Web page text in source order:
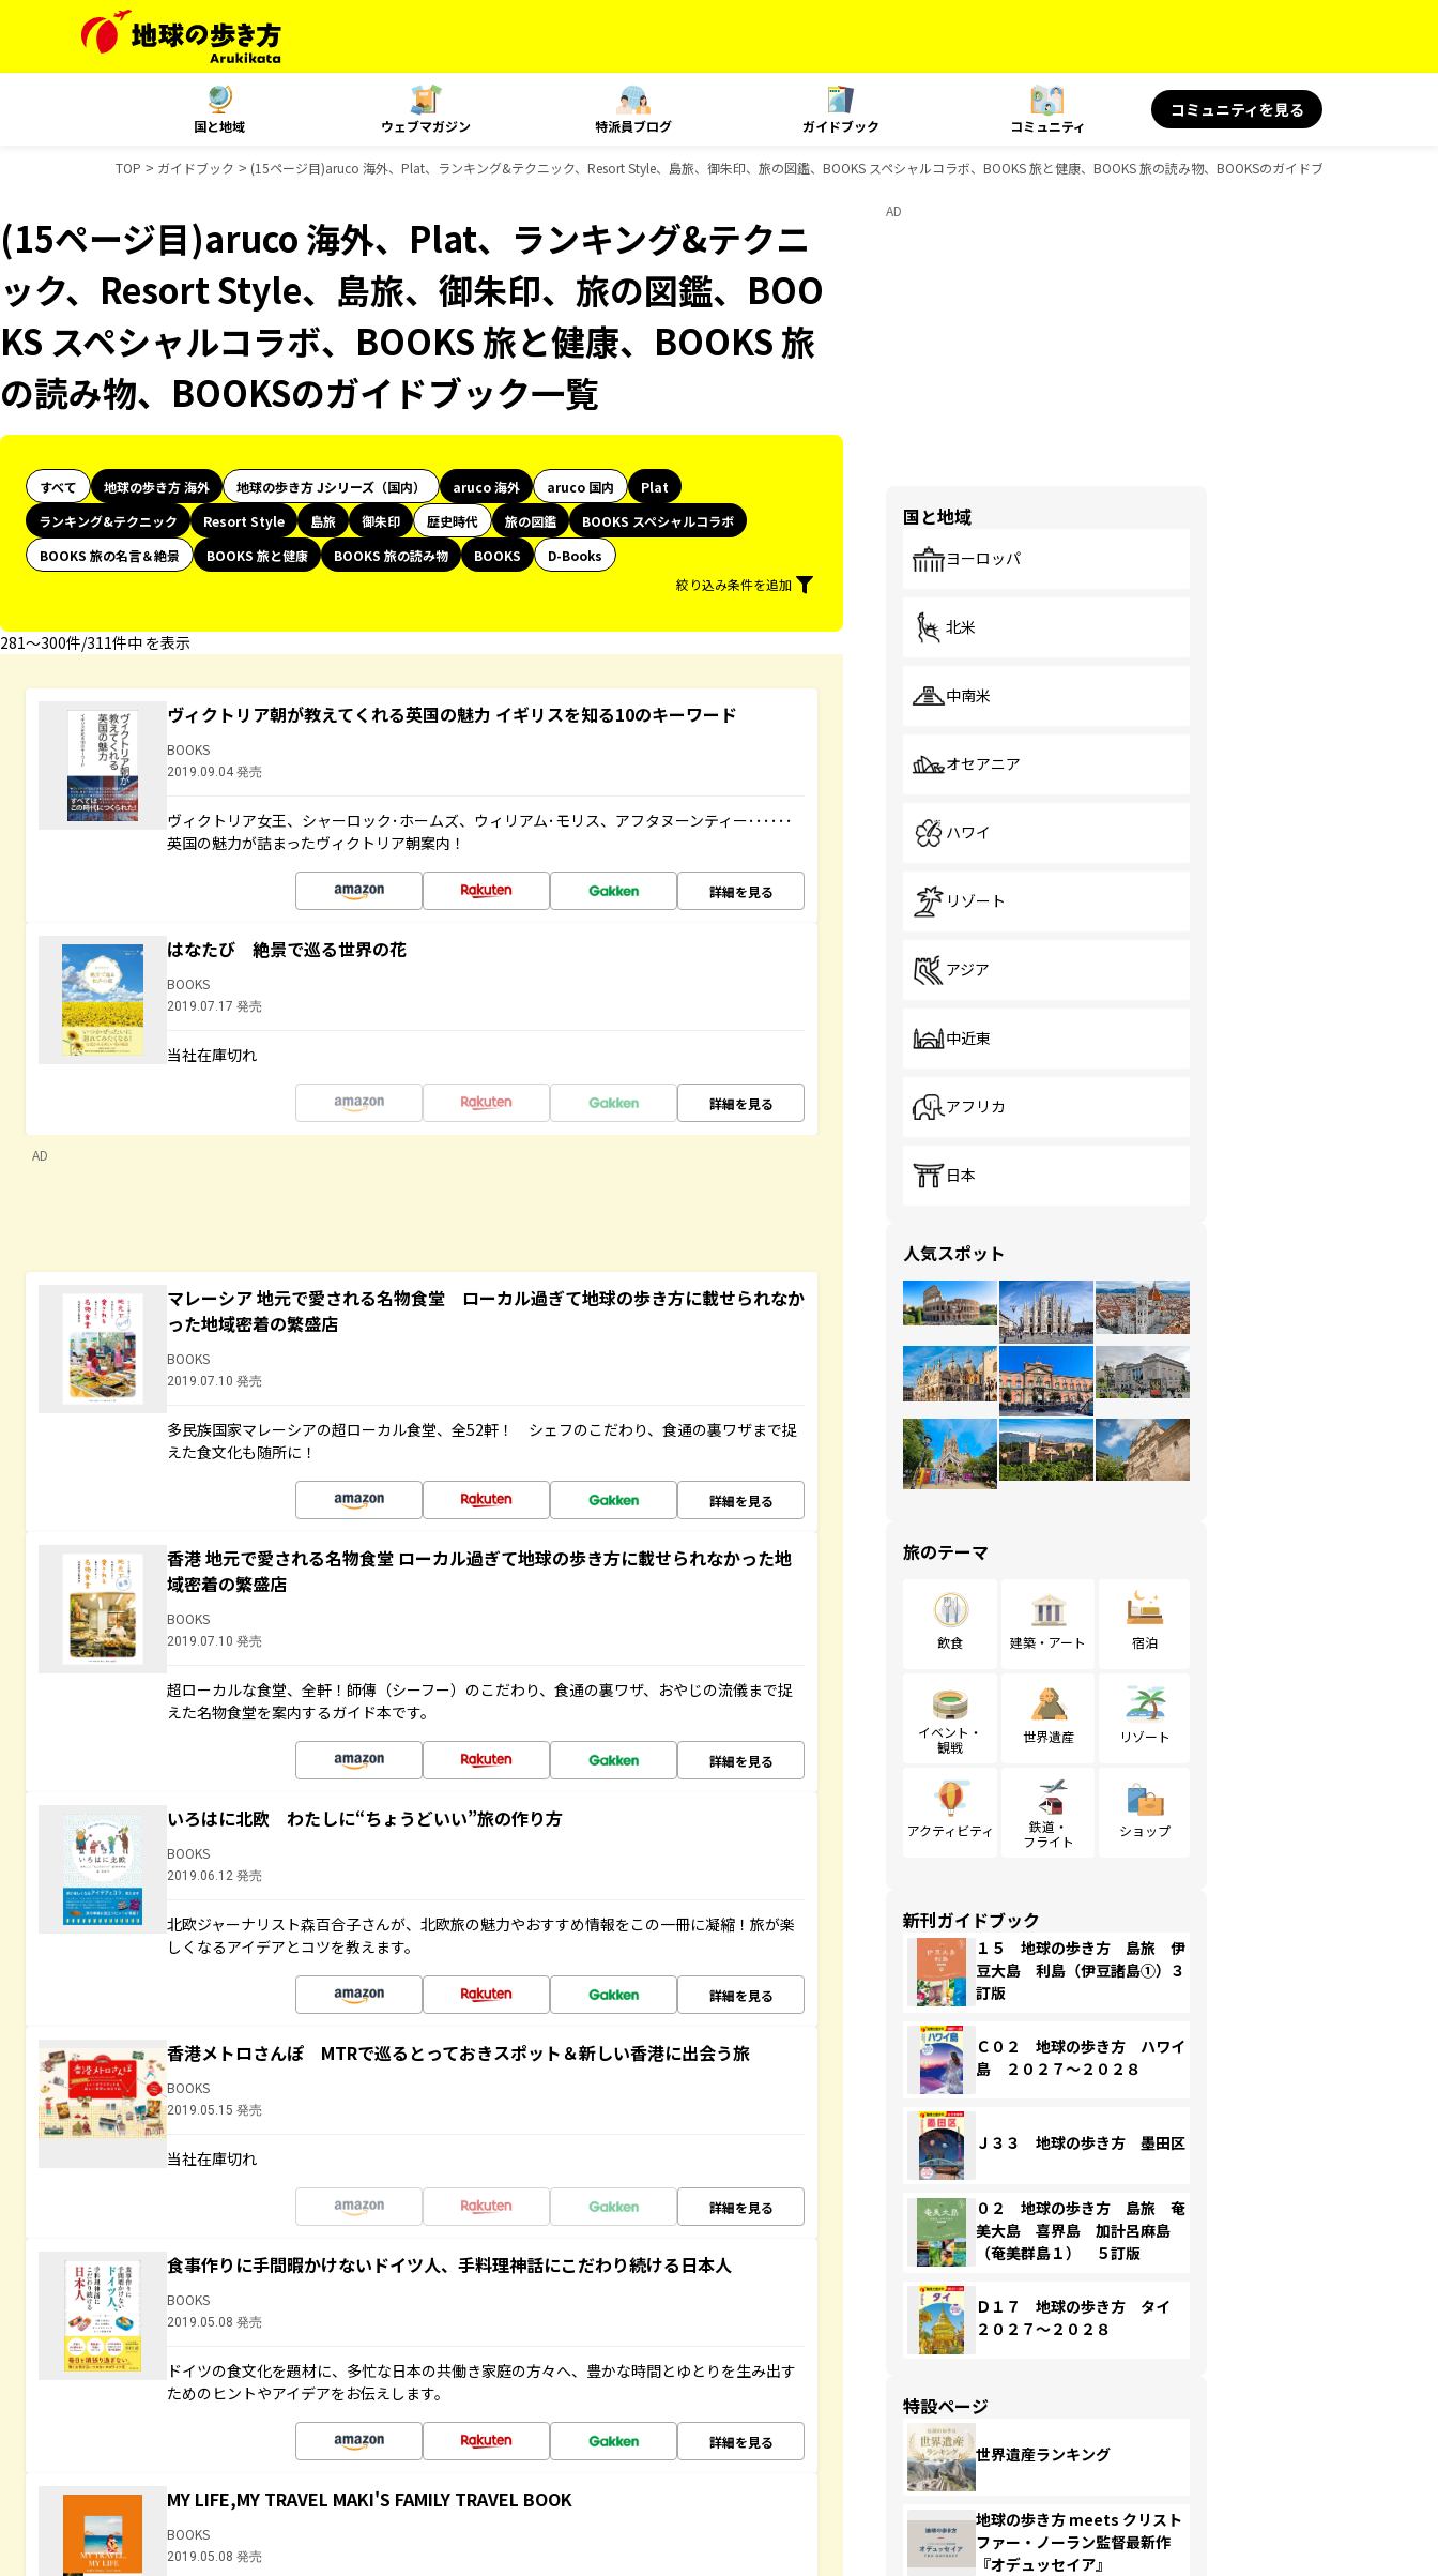
国と地域 ウェブマガジン 特派員ブログ ガイドブック コミュニティ
コミュニティを見る
TOP ガイドブック (15ページ目)aruco 海外、Plat、ランキング&テクニック、Resort Style、島旅、御朱印、旅の図鑑、BOOKS スペシャルコラボ、BOOKS 旅と健康、BOOKS 旅の読み物、BOOKSのガイドブック一覧
(15ページ目)aruco 海外、Plat、ランキング&テクニ
ック、Resort Style、島旅、御朱印、旅の図鑑、BOO
KS スペシャルコラボ、BOOKS 旅と健康、BOOKS 旅
の読み物、BOOKSのガイドブック一覧
すべて 地球の歩き方 海外 地球の歩き方 Jシリーズ（国内） aruco 海外 aruco 国内
Plat
ランキング&テクニック
Resort Style 島旅 御朱印 歴史時代 旅の図鑑
BOOKS スペシャルコラボ
BOOKS 旅の名言＆絶景
BOOKS 旅と健康 BOOKS 旅の読み物 BOOKS
D-Books
絞り込み条件を追加
281〜300件/311件中 を表示
ヴィクトリア朝が教えてくれる英国の魅力 イギリスを知る10のキーワード
BOOKS
2019.09.04 発売
ヴィクトリア女王、シャーロック･ホームズ、ウィリアム･モリス、アフタヌーンティー･･････
英国の魅力が詰まったヴィクトリア朝案内！
詳細を見る
はなたび 絶景で巡る世界の花
BOOKS
2019.07.17 発売
当社在庫切れ
詳細を見る
AD
マレーシア 地元で愛される名物食堂 ローカル過ぎて地球の歩き方に載せられなか
った地域密着の繁盛店
BOOKS
2019.07.10 発売
多民族国家マレーシアの超ローカル食堂、全52軒！ シェフのこだわり、食通の裏ワザまで捉
えた食文化も随所に！
詳細を見る
香港 地元で愛される名物食堂 ローカル過ぎて地球の歩き方に載せられなかった地
域密着の繁盛店
BOOKS
2019.07.10 発売
超ローカルな食堂、全軒！師傳（シーフー）のこだわり、食通の裏ワザ、おやじの流儀まで捉
えた名物食堂を案内するガイド本です。
詳細を見る
いろはに北欧 わたしに“ちょうどいい”旅の作り方
BOOKS
2019.06.12 発売
北欧ジャーナリスト森百合子さんが、北欧旅の魅力やおすすめ情報をこの一冊に凝縮！旅が楽
しくなるアイデアとコツを教えます。
詳細を見る
香港メトロさんぽ MTRで巡るとっておきスポット＆新しい香港に出会う旅
BOOKS
2019.05.15 発売
当社在庫切れ
詳細を見る
食事作りに手間暇かけないドイツ人、手料理神話にこだわり続ける日本人
BOOKS
2019.05.08 発売
ドイツの食文化を題材に、多忙な日本の共働き家庭の方々へ、豊かな時間とゆとりを生み出す
ためのヒントやアイデアをお伝えします。
詳細を見る
MY LIFE,MY TRAVEL MAKI'S FAMILY TRAVEL BOOK
BOOKS
2019.05.08 発売
AD
国と地域
ヨーロッパ
北米
中南米
オセアニア
ハワイ
リゾート
アジア
中近東
アフリカ
日本
人気スポット
旅のテーマ
飲食 建築・アート 宿泊
イベント・
観戦
世界遺産 リゾート
アクティビティ
鉄道・
フライト
ショップ
新刊ガイドブック
１５ 地球の歩き方 島旅 伊
豆大島 利島（伊豆諸島①）３
訂版
Ｃ０２ 地球の歩き方 ハワイ
島 ２０２７～２０２８
Ｊ３３ 地球の歩き方 墨田区
０２ 地球の歩き方 島旅 奄
美大島 喜界島 加計呂麻島
（奄美群島１） ５訂版
Ｄ１７ 地球の歩き方 タイ
２０２７～２０２８
特設ページ
世界遺産ランキング
地球の歩き方 meets クリスト
ファー・ノーラン監督最新作
『オデュッセイア』